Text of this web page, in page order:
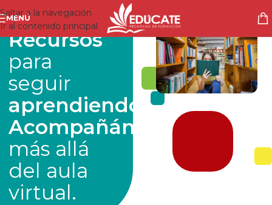
Saltar a la navegación
Ir al contenido principal
MENÚ
Recursos
para
seguir
aprendiendo
Acompañándote
más allá
del aula
virtual.